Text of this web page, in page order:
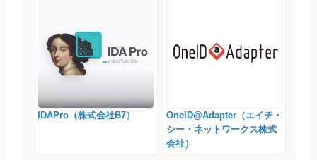
IDAPro（株式会社B7）
OneID@Adapter（エイチ・
シー・ネットワークス株式
会社）